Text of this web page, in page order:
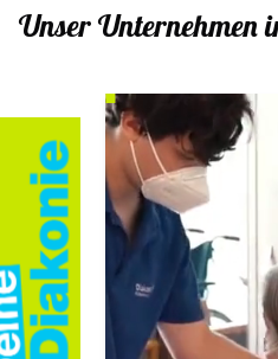
Unser Unternehmen